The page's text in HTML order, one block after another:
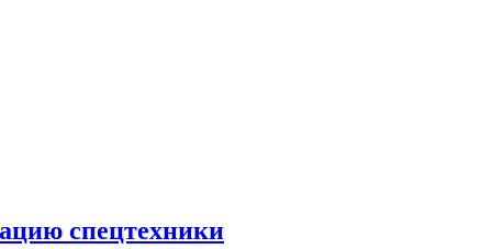
спецтехники